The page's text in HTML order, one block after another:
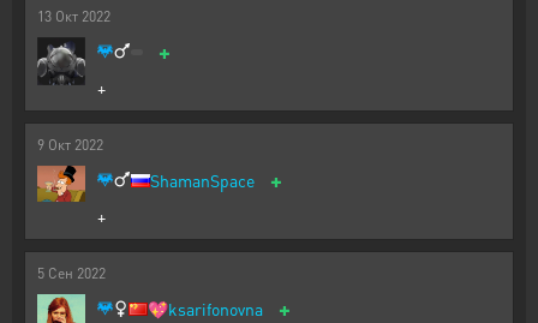
13 Окт 2022
+
+
9 Окт 2022
ShamanSpace +
+
5 Сен 2022
💖ksarifonovna +